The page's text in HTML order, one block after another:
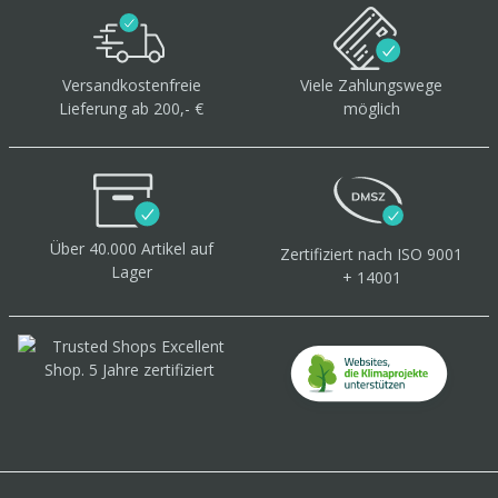
Versandkostenfreie
Lieferung ab 200,- €
Viele Zahlungswege
möglich
Über 40.000 Artikel auf
Lager
Zertifiziert nach ISO 9001
+ 14001